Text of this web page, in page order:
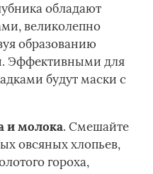
обладают
великолепно
образованию
Эффективными для
будут маски с
и молока. Смешайте
овсяных хлопьев,
гороха,